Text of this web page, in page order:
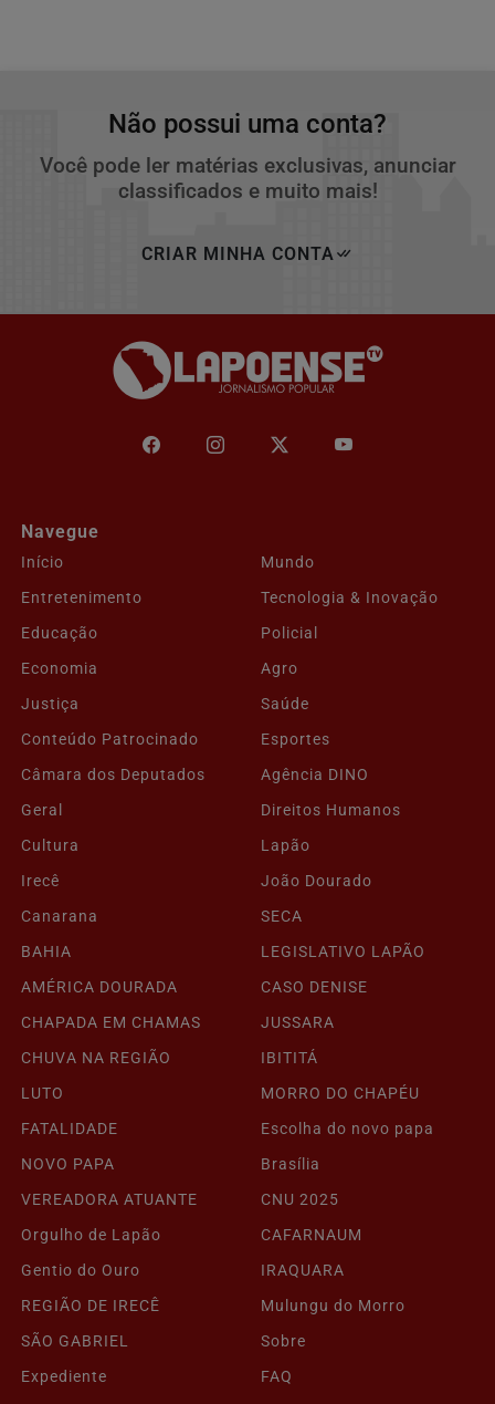
Não possui uma conta?
Você pode ler matérias exclusivas, anunciar
classificados e muito mais!
CRIAR MINHA CONTA
Navegue
Início
Mundo
Entretenimento
Tecnologia & Inovação
Educação
Policial
Economia
Agro
Justiça
Saúde
Conteúdo Patrocinado
Esportes
Câmara dos Deputados
Agência DINO
Geral
Direitos Humanos
Cultura
Lapão
Irecê
João Dourado
Canarana
SECA
BAHIA
LEGISLATIVO LAPÃO
AMÉRICA DOURADA
CASO DENISE
CHAPADA EM CHAMAS
JUSSARA
CHUVA NA REGIÃO
IBITITÁ
LUTO
MORRO DO CHAPÉU
FATALIDADE
Escolha do novo papa
NOVO PAPA
Brasília
VEREADORA ATUANTE
CNU 2025
Orgulho de Lapão
CAFARNAUM
Gentio do Ouro
IRAQUARA
REGIÃO DE IRECÊ
Mulungu do Morro
SÃO GABRIEL
Sobre
Expediente
FAQ